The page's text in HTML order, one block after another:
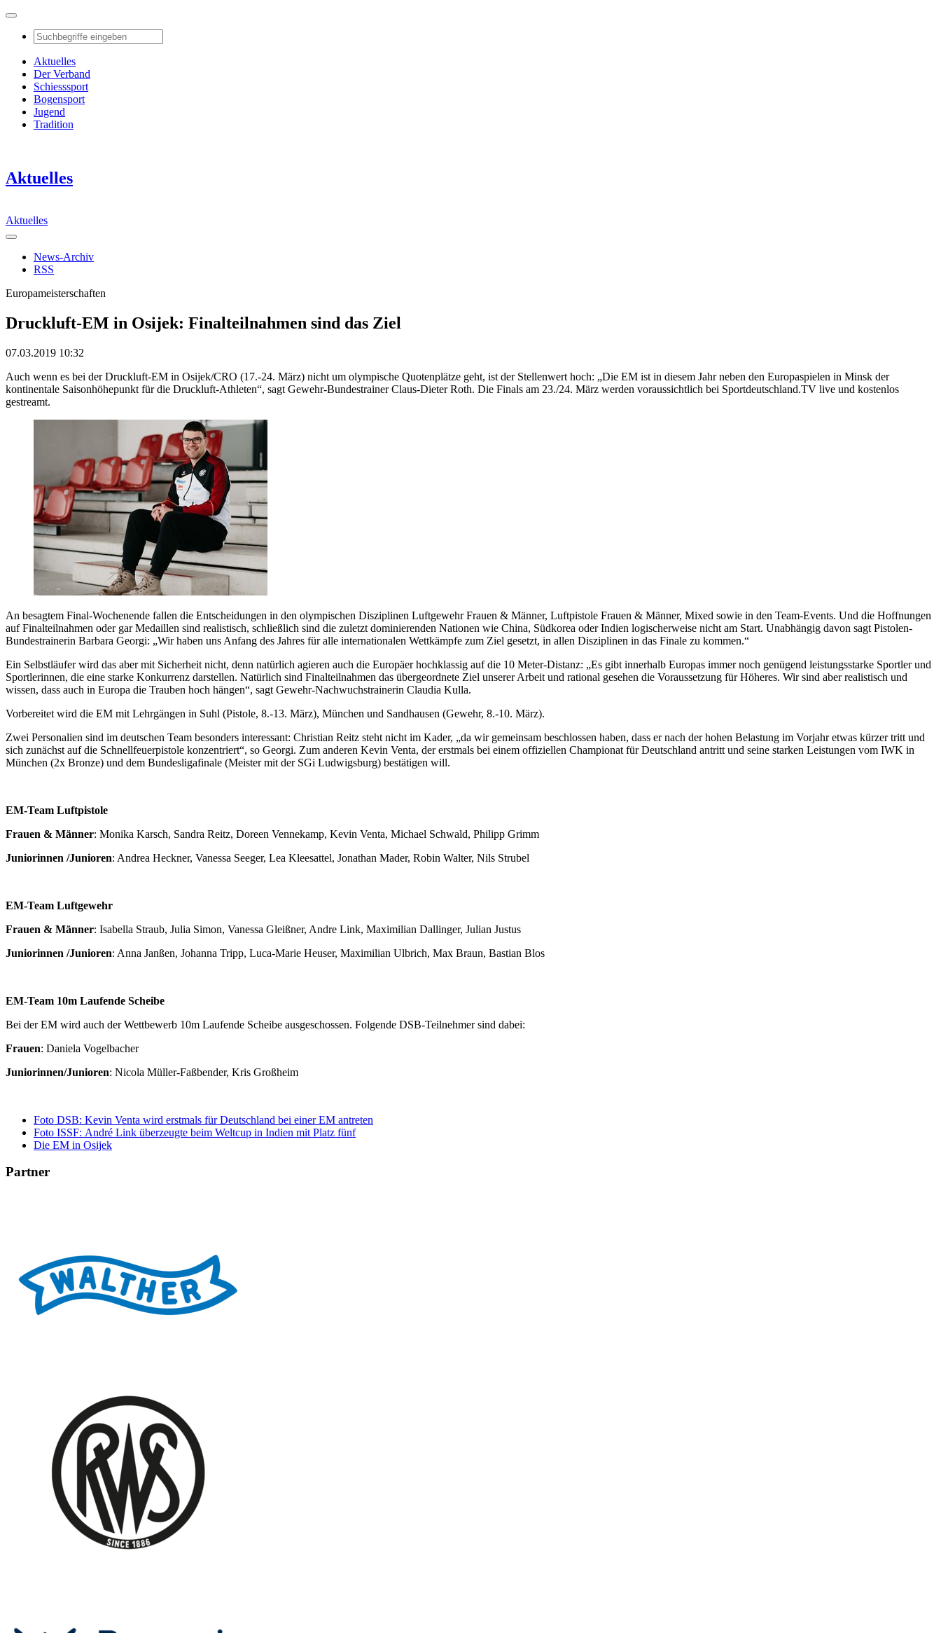
Aktuelles
Der Verband
Schiesssport
Bogensport
Jugend
Tradition
Aktuelles
Aktuelles
News-Archiv
RSS
Europameisterschaften
Druckluft-EM in Osijek: Finalteilnahmen sind das Ziel
07.03.2019 10:32
Auch wenn es bei der Druckluft-EM in Osijek/CRO (17.-24. März) nicht um olympische Quotenplätze geht, ist der Stellenwert hoch: „Die EM ist in diesem Jahr neben den Europaspielen in Minsk der
kontinentale Saisonhöhepunkt für die Druckluft-Athleten“, sagt Gewehr-Bundestrainer Claus-Dieter Roth. Die Finals am 23./24. März werden voraussichtlich bei Sportdeutschland.TV live und kostenlos
gestreamt.
An besagtem Final-Wochenende fallen die Entscheidungen in den olympischen Disziplinen Luftgewehr Frauen & Männer, Luftpistole Frauen & Männer, Mixed sowie in den Team-Events. Und die Hoffnungen
auf Finalteilnahmen oder gar Medaillen sind realistisch, schließlich sind die zuletzt dominierenden Nationen wie China, Südkorea oder Indien logischerweise nicht am Start. Unabhängig davon sagt Pistolen-
Bundestrainerin Barbara Georgi: „Wir haben uns Anfang des Jahres für alle internationalen Wettkämpfe zum Ziel gesetzt, in allen Disziplinen in das Finale zu kommen.“
Ein Selbstläufer wird das aber mit Sicherheit nicht, denn natürlich agieren auch die Europäer hochklassig auf die 10 Meter-Distanz: „Es gibt innerhalb Europas immer noch genügend leistungsstarke Sportler und
Sportlerinnen, die eine starke Konkurrenz darstellen. Natürlich sind Finalteilnahmen das übergeordnete Ziel unserer Arbeit und rational gesehen die Voraussetzung für Höheres. Wir sind aber realistisch und
wissen, dass auch in Europa die Trauben hoch hängen“, sagt Gewehr-Nachwuchstrainerin Claudia Kulla.
Vorbereitet wird die EM mit Lehrgängen in Suhl (Pistole, 8.-13. März), München und Sandhausen (Gewehr, 8.-10. März).
Zwei Personalien sind im deutschen Team besonders interessant: Christian Reitz steht nicht im Kader, „da wir gemeinsam beschlossen haben, dass er nach der hohen Belastung im Vorjahr etwas kürzer tritt und
sich zunächst auf die Schnellfeuerpistole konzentriert“, so Georgi. Zum anderen Kevin Venta, der erstmals bei einem offiziellen Championat für Deutschland antritt und seine starken Leistungen vom IWK in
München (2x Bronze) und dem Bundesligafinale (Meister mit der SGi Ludwigsburg) bestätigen will.
EM-Team Luftpistole
Frauen & Männer: Monika Karsch, Sandra Reitz, Doreen Vennekamp, Kevin Venta, Michael Schwald, Philipp Grimm
Juniorinnen /Junioren: Andrea Heckner, Vanessa Seeger, Lea Kleesattel, Jonathan Mader, Robin Walter, Nils Strubel
EM-Team Luftgewehr
Frauen & Männer: Isabella Straub, Julia Simon, Vanessa Gleißner, Andre Link, Maximilian Dallinger, Julian Justus
Juniorinnen /Junioren: Anna Janßen, Johanna Tripp, Luca-Marie Heuser, Maximilian Ulbrich, Max Braun, Bastian Blos
EM-Team 10m Laufende Scheibe
Bei der EM wird auch der Wettbewerb 10m Laufende Scheibe ausgeschossen. Folgende DSB-Teilnehmer sind dabei:
Frauen: Daniela Vogelbacher
Juniorinnen/Junioren: Nicola Müller-Faßbender, Kris Großheim
Foto DSB: Kevin Venta wird erstmals für Deutschland bei einer EM antreten
Foto ISSF: André Link überzeugte beim Weltcup in Indien mit Platz fünf
Die EM in Osijek
Partner